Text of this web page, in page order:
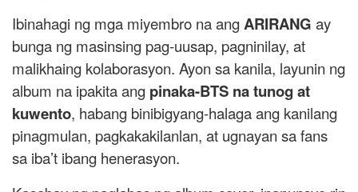
Ibinahagi ng mga miyembro na angARIRANG ay
bunga ng masinsing pag-uusap, pagninilay, at
malikhaing kolaborasyon. Ayon sa kanila, layunin ng
album na ipakita ang pinaka-BTS na tunog at
kuwento, habang binibigyang-halaga ang kanilang
pinagmulan, pagkakakilanlan, at ugnayan sa fans
sa iba’t ibang henerasyon.